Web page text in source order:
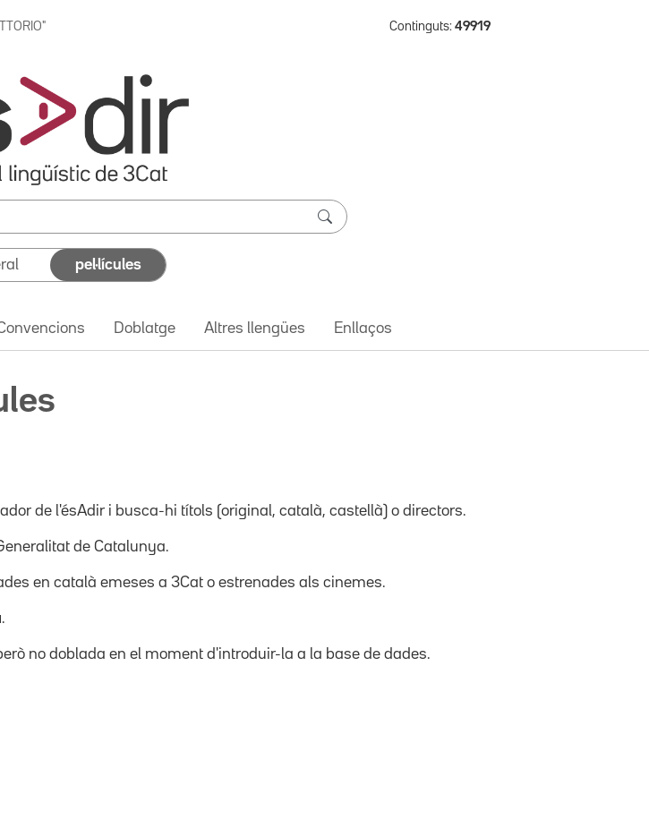
Continguts: 49919
pel·lícules
Doblatge Altres llengües Enllaços
de l'ésAdir i busca-hi títols (original, català, castellà) o directors.
de Catalunya.
en català emeses a 3Cat o estrenades als cinemes.
.
no doblada en el moment d'introduir-la a la base de dades.